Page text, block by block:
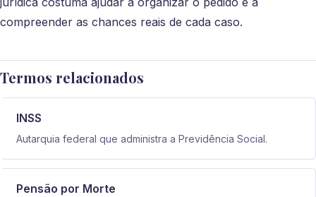
compreender as chances reais de cada caso.
Termos relacionados
INSS
Autarquia federal que administra a Previdência Social.
Pensão por Morte